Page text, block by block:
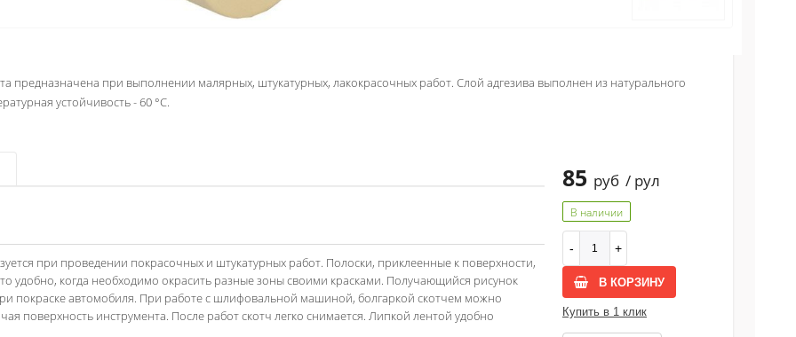
предназначена при выполнении малярных, штукатурных, лакокрасочных работ. Слой адгезива выполнен из натурального
устойчивость - 60 °С.
85 руб / рул
В наличии
В КОРЗИНУ
Купить в 1 клик
при проведении покрасочных и штукатурных работ. Полоски, приклеенные к поверхности,
удобно, когда необходимо окрасить разные зоны своими красками. Получающийся рисунок
покраске автомобиля. При работе с шлифовальной машиной, болгаркой скотчем можно
поверхность инструмента. После работ скотч легко снимается. Липкой лентой удобно